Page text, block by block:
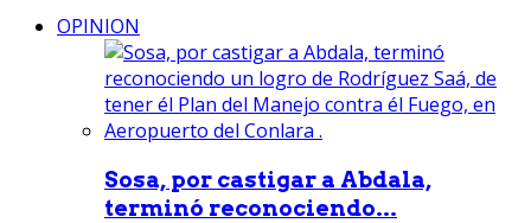
OPINION
Sosa, por castigar a Abdala,
terminó reconociendo...